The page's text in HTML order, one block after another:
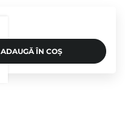
ADAUGĂ ÎN COȘ